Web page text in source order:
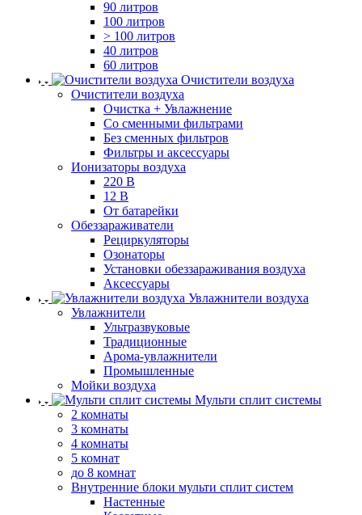
90 литров
100 литров
> 100 литров
40 литров
60 литров
Очистители воздуха
Очистители воздуха
Очистка + Увлажнение
Cо сменными фильтрами
Без сменных фильтров
Фильтры и аксессуары
Ионизаторы воздуха
220 В
12 В
От батарейки
Обеззараживатели
Рециркуляторы
Озонаторы
Установки обеззараживания воздуха
Аксессуары
Увлажнители воздуха
Увлажнители
Ультразвуковые
Традиционные
Арома-увлажнители
Промышленные
Мойки воздуха
Мульти сплит системы
2 комнаты
3 комнаты
4 комнаты
5 комнат
до 8 комнат
Внутренние блоки мульти сплит систем
Настенные